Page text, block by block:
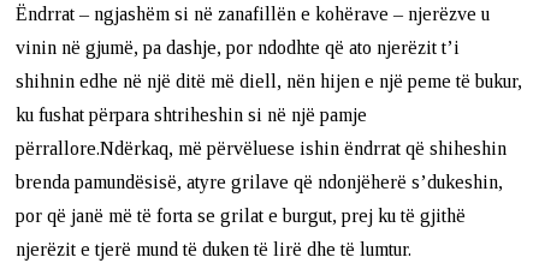
Ëndrrat – ngjashëm si në zanafillën e kohërave – njerëzve u
vinin në gjumë, pa dashje, por ndodhte që ato njerëzit t’i
shihnin edhe në një ditë më diell, nën hijen e një peme të bukur,
ku fushat përpara shtriheshin si në një pamje
përrallore.Ndërkaq, më përvëluese ishin ëndrrat që shiheshin
brenda pamundësisë, atyre grilave që ndonjëherë s’dukeshin,
por që janë më të forta se grilat e burgut, prej ku të gjithë
njerëzit e tjerë mund të duken të lirë dhe të lumtur.